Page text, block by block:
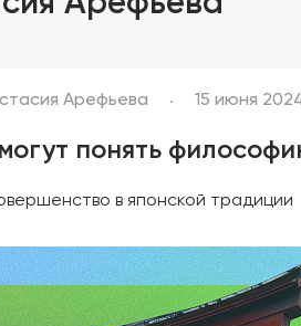
Арефьева 15 июня
понять
в японской традиции